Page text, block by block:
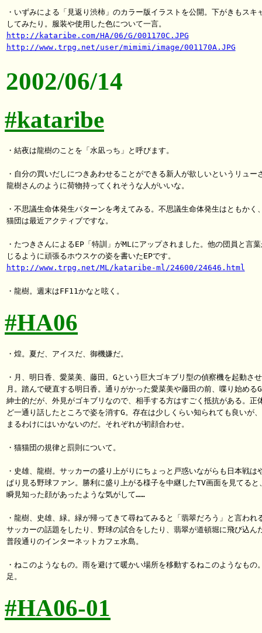
・いずみによる「見返り渋柿」のカラー版イラストを公開。下がきもスキ
http://kataribe.com/HA/06/G/001170C.JPG
http://www.trpg.net/user/mimimi/image/001170A.JPG
2002/06/14
#kataribe
・結夜は龍樹のことを「水凪っち」と呼びます。
・自分の買いだしにつきあわせることができる新人が欲しいというリュー
龍樹さんのように荷物持ってくれそうな人がいいな。
・不思議生命体発生パターンを考えてみる。不思議生命体発生はともかく
猫団は最近アクティブですな。
・たつきさんによるEP「特訓」がMLにアップされました。他の団員と言
http://www.trpg.net/ML/kataribe-ml/24600/24646.html
#HA06
・煌。夏だ、アイスだ、御機嫌だ。
・月、明日香、愛菜美、藤田。Gという巨大ゴキブリ型の偵察機を起動さ
月。踏んで硬直する明日香。通りがかった愛菜美や藤田の前、喋り始める
紳士的だが、外見がゴキブリなので、相手する方はすごく抵抗がある。正
ど一通り話したところで姿を消すG。存在は少しくらい知られても良いが
まるわけにはいかないのだ。それぞれが初顔合わせ。
・猫猫団の規律と罰則について。
・史雄、龍樹。サッカーの盛り上がりにちょっと戸惑いながらも日本戦は
ぱり見る野球ファン。勝利に盛り上がる様子を中継したTV画面を見てると
瞬見知った顔があったような気がして……
・龍樹、史雄、緑。緑が帰ってきて尋ねてみると「翡翠だろう」と言われ
サッカーの話題をしたり、野球の試合をしたり、翡翠が道頓堀に飛び込ん
普段通りのインターネットカフェ水島。
・ねこのようなもの。雨を避けて暖かい場所を移動するねこのようなもの
#HA06-01